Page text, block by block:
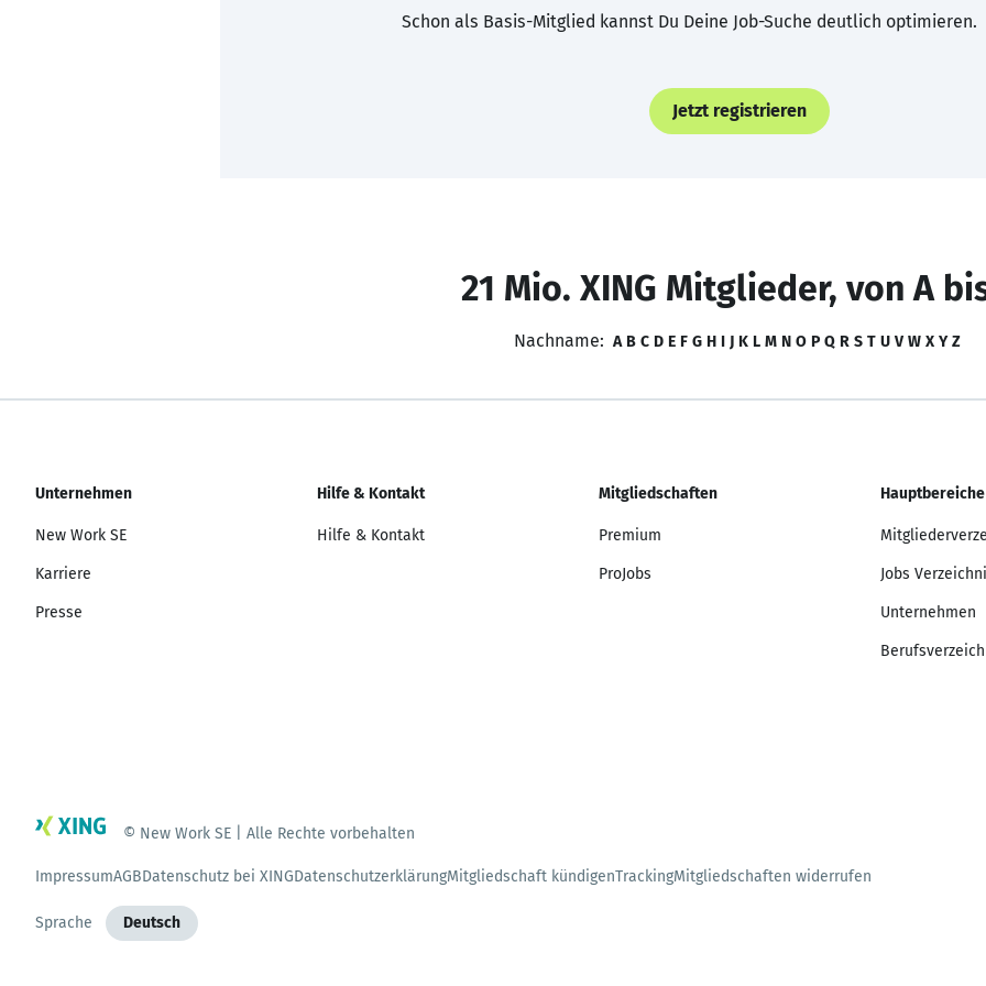
Schon als Basis-Mitglied kannst Du Deine Job-Suche deutlich optimieren.
Jetzt registrieren
21 Mio. XING Mitglieder, von A
Nachname: A B C D E F G H I J K L M N O P Q R S T U V W X Y Z
Unternehmen
New Work SE
Karriere
Presse
Hilfe & Kontakt
Hilfe & Kontakt
Mitgliedschaften
Premium
ProJobs
Hauptbereiche
Jobs
Unternehmen
© New Work SE | Alle Rechte vorbehalten
ImpressumAGBDatenschutz bei XINGDatenschutzerklärungMitgliedschaft kündigenTrackingMitgliedschaften widerrufen
Sprache Deutsch